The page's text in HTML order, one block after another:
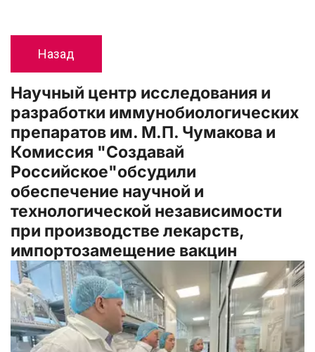
Назад
Научный центр исследования и
разработки иммунобиологических
препаратов им. М.П. Чумакова и
Комиссия "Создавай
Российское"обсудили
обеспечение научной и
технологической независимости
при производстве лекарств,
импортозамещение вакцин